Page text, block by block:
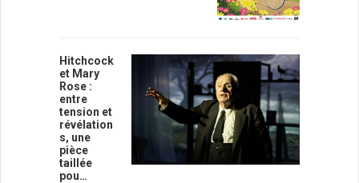
Hitchcock
et Mary
Rose :
entre
tension et
révélation
s, une
pièce
taillée
pou…